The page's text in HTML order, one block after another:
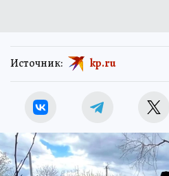
Источник: kp.ru